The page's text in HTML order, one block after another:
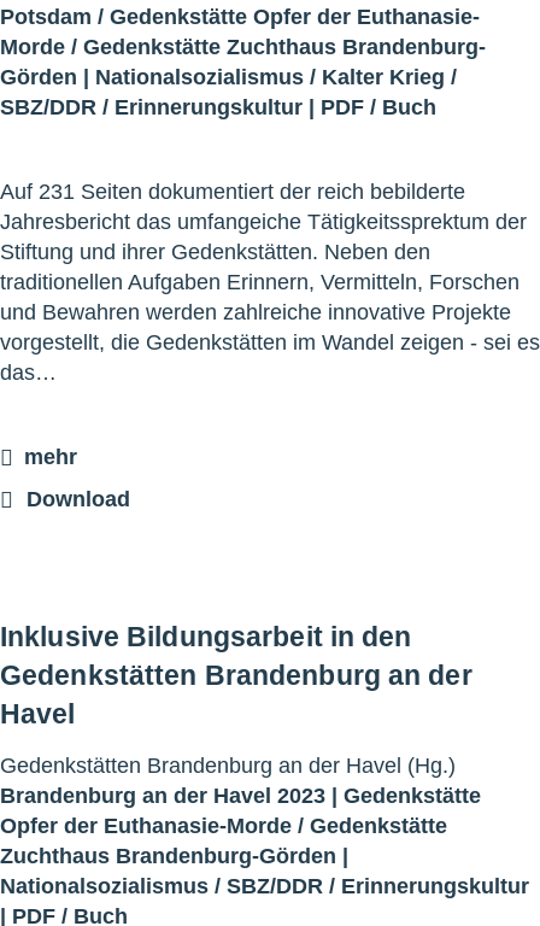
Potsdam / Gedenkstätte Opfer der Euthanasie-
Morde / Gedenkstätte Zuchthaus Brandenburg-
Görden | Nationalsozialismus / Kalter Krieg /
SBZ/DDR / Erinnerungskultur | PDF / Buch
Auf 231 Seiten dokumentiert der reich bebilderte
Jahresbericht das umfangeiche Tätigkeitssprektum der
Stiftung und ihrer Gedenkstätten. Neben den
traditionellen Aufgaben Erinnern, Vermitteln, Forschen
und Bewahren werden zahlreiche innovative Projekte
vorgestellt, die Gedenkstätten im Wandel zeigen - sei es
das…
mehr
Download
Inklusive Bildungsarbeit in den
Gedenkstätten Brandenburg an der
Havel
Gedenkstätten Brandenburg an der Havel (Hg.)
Brandenburg an der Havel 2023 | Gedenkstätte
Opfer der Euthanasie-Morde / Gedenkstätte
Zuchthaus Brandenburg-Görden |
Nationalsozialismus / SBZ/DDR / Erinnerungskultur
| PDF / Buch